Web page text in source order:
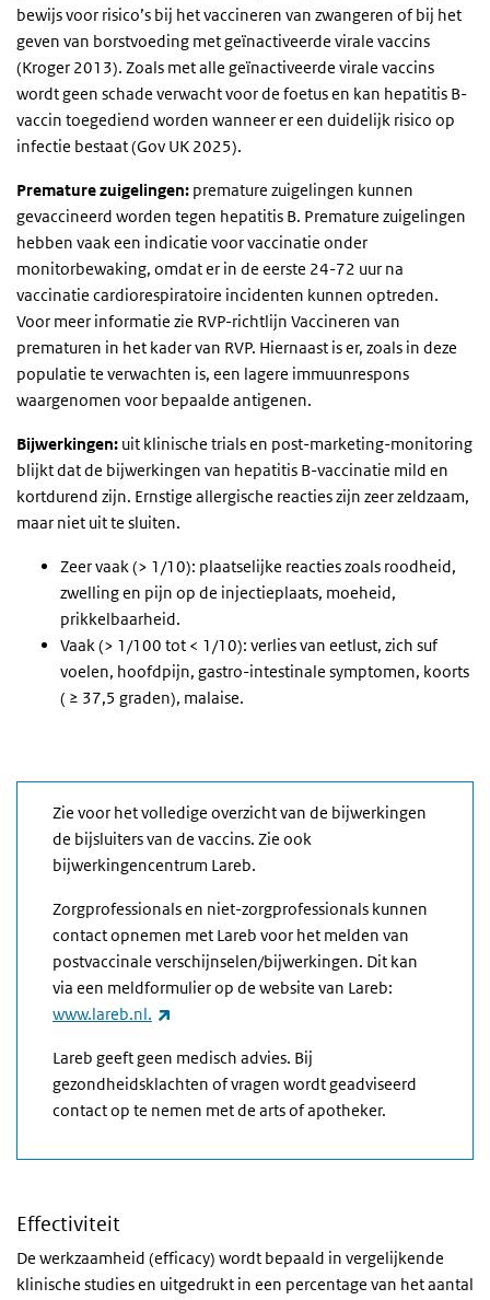
bewijs voor risico’s bij het vaccineren van zwangeren of bij het
geven van borstvoeding met geïnactiveerde virale vaccins
(Kroger 2013). Zoals met alle geïnactiveerde virale vaccins
wordt geen schade verwacht voor de foetus en kan hepatitis B-
vaccin toegediend worden wanneer er een duidelijk risico op
infectie bestaat (Gov UK 2025).
Premature zuigelingen: premature zuigelingen kunnen
gevaccineerd worden tegen hepatitis B. Premature zuigelingen
hebben vaak een indicatie voor vaccinatie onder
monitorbewaking, omdat er in de eerste 24-72 uur na
vaccinatie cardiorespiratoire incidenten kunnen optreden.
Voor meer informatie zie RVP-richtlijn Vaccineren van
prematuren in het kader van RVP. Hiernaast is er, zoals in deze
populatie te verwachten is, een lagere immuunrespons
waargenomen voor bepaalde antigenen.
Bijwerkingen: uit klinische trials en post-marketing-monitoring
blijkt dat de bijwerkingen van hepatitis B-vaccinatie mild en
kortdurend zijn. Ernstige allergische reacties zijn zeer zeldzaam,
maar niet uit te sluiten.
Zeer vaak (> 1/10): plaatselijke reacties zoals roodheid,
zwelling en pijn op de injectieplaats, moeheid,
prikkelbaarheid.
Vaak (> 1/100 tot < 1/10): verlies van eetlust, zich suf
voelen, hoofdpijn, gastro-intestinale symptomen, koorts
( ≥ 37,5 graden), malaise.
Zie voor het volledige overzicht van de bijwerkingen
de bijsluiters van de vaccins. Zie ook
bijwerkingencentrum Lareb.
Zorgprofessionals en niet-zorgprofessionals kunnen
contact opnemen met Lareb voor het melden van
postvaccinale verschijnselen/bijwerkingen. Dit kan
via een meldformulier op de website van Lareb:
www.lareb.nl.
Lareb geeft geen medisch advies. Bij
gezondheidsklachten of vragen wordt geadviseerd
contact op te nemen met de arts of apotheker.
Effectiviteit
De werkzaamheid (efficacy) wordt bepaald in vergelijkende
klinische studies en uitgedrukt in een percentage van het aantal